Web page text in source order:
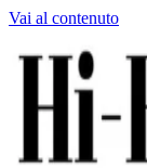
Vai al contenuto